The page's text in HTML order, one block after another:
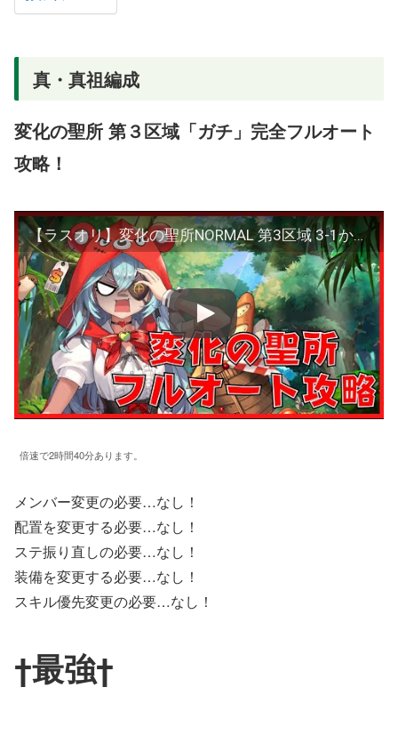
真・真祖編成
変化の聖所 第３区域「ガチ」完全フルオート
攻略！
【ラスオリ】変化の聖所NORMAL 第3区域 3-1から3-60までフルオート攻略【真・真祖編成】
倍速で2時間40分あります。
メンバー変更の必要…なし！
配置を変更する必要…なし！
ステ振り直しの必要…なし！
装備を変更する必要…なし！
スキル優先変更の必要…なし！
†最強†